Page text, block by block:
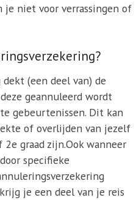
je niet voor verrassingen of
(een deel van) de
geannuleerd wordt
gebeurtenissen. Dit kan
of overlijden van jezelf
graad zijn.Ook wanneer
specifieke
je een deel van je reis